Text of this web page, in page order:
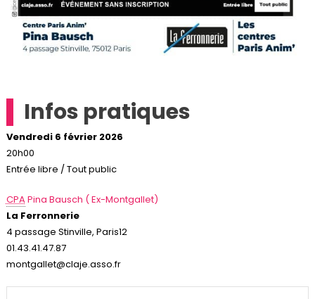
Infos pratiques
Vendredi 6 février 2026
20h00
Entrée libre / Tout public
CPAPina Bausch ( Ex-Montgallet)
La Ferronnerie
4 passage Stinville, Paris12
01.43.41.47.87
montgallet@claje.asso.fr